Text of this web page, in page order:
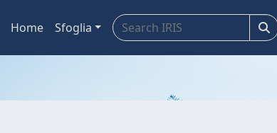
Home Sfoglia